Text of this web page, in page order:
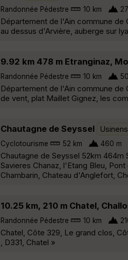
Randonnée Pédestre 10 km
Département de l'Ain commune de
au dessus d'Arvière, auberge sur
9.92 km 478 m Etranginaz,
Randonnée Pédestre 10 km
Département de l'Ain commune de
de vent, plat Maillet Gignez, les
Chautagne de Seyssel Usinens
Cyclotourisme 52 km 460 m
Chautagne de Seyssel 52km 464m
Savieres Chanaz, l'Etang Bleu,
Chambarin, Chateau d'Anglefort,
10.25 km, 210 m Chatel,
Randonnée Pédestre 10 km
Chatel, Côte 329, Le grand clos,
, D331, Chatel »